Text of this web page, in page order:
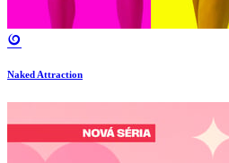
Naked Attraction